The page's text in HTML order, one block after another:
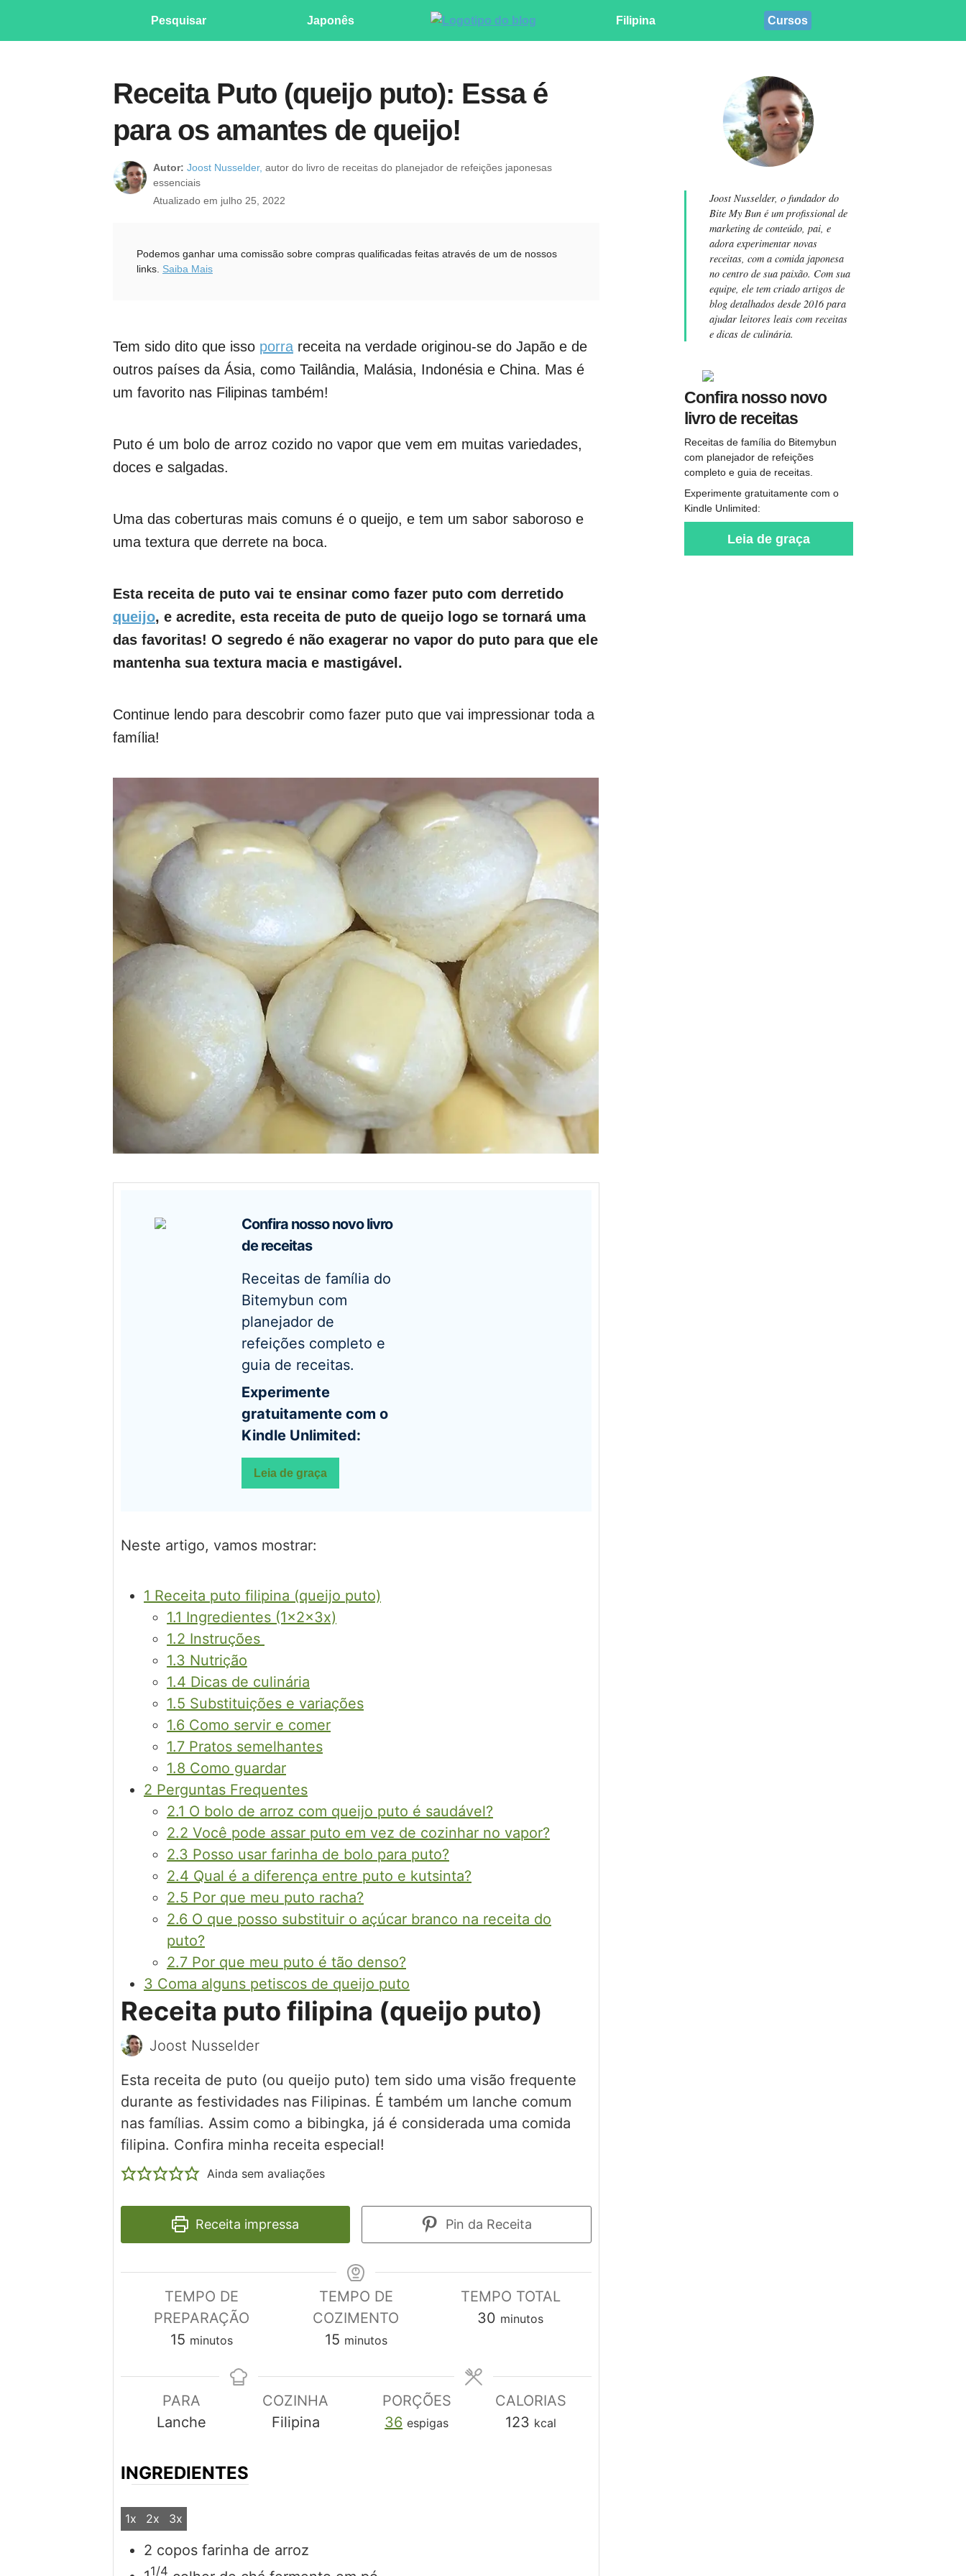
Pesquisar Japonês Filipina Cursos
Receita Puto (queijo puto): Essa é
para os amantes de queijo!
Autor: Joost Nusselder, autor do livro de receitas do planejador de refeições japonesas
essenciais
Atualizado em julho 25, 2022
Podemos ganhar uma comissão sobre compras qualificadas feitas através de um de nossos
links. Saiba Mais
Tem sido dito que isso porra receita na verdade originou-se do Japão e de
outros países da Ásia, como Tailândia, Malásia, Indonésia e China. Mas é
um favorito nas Filipinas também!
Puto é um bolo de arroz cozido no vapor que vem em muitas variedades,
doces e salgadas.
Uma das coberturas mais comuns é o queijo, e tem um sabor saboroso e
uma textura que derrete na boca.
Esta receita de puto vai te ensinar como fazer puto com derretido
queijo, e acredite, esta receita de puto de queijo logo se tornará uma
das favoritas! O segredo é não exagerar no vapor do puto para que ele
mantenha sua textura macia e mastigável.
Continue lendo para descobrir como fazer puto que vai impressionar toda a
família!
Confira nosso novo livro
de receitas
Receitas de família do
Bitemybun com
planejador de
refeições completo e
guia de receitas.
Experimente
gratuitamente com o
Kindle Unlimited:
Leia de graça
Neste artigo, vamos mostrar:
1 Receita puto filipina (queijo puto)
1.1 Ingredientes (1x2x3x)
1.2 Instruções
1.3 Nutrição
1.4 Dicas de culinária
1.5 Substituições e variações
1.6 Como servir e comer
1.7 Pratos semelhantes
1.8 Como guardar
2 Perguntas Frequentes
2.1 O bolo de arroz com queijo puto é saudável?
2.2 Você pode assar puto em vez de cozinhar no vapor?
2.3 Posso usar farinha de bolo para puto?
2.4 Qual é a diferença entre puto e kutsinta?
2.5 Por que meu puto racha?
2.6 O que posso substituir o açúcar branco na receita do
puto?
2.7 Por que meu puto é tão denso?
3 Coma alguns petiscos de queijo puto
Receita puto filipina (queijo puto)
Joost Nusselder
Esta receita de puto (ou queijo puto) tem sido uma visão frequente
durante as festividades nas Filipinas. É também um lanche comum
nas famílias. Assim como a bibingka, já é considerada uma comida
filipina. Confira minha receita especial!
Ainda sem avaliações
Receita impressa Pin da Receita
TEMPO DE
PREPARAÇÃO
15minutos
minutos
TEMPO DE
COZIMENTO
15minutos
minutos
TEMPO TOTAL
30 minutos
minutos
PARA
Lanche
COZINHA
Filipina
PORÇÕES
36 espigas
CALORIAS
123 kcal
INGREDIENTES
1x 2x 3x
2 copos farinha de arroz
1/4
Joost Nusselder, o fundador do
Bite My Bun é um profissional de
marketing de conteúdo, pai, e
adora experimentar novas
receitas, com a comida japonesa
no centro de sua paixão. Com sua
equipe, ele tem criado artigos de
blog detalhados desde 2016 para
ajudar leitores leais com receitas
e dicas de culinária.
Confira nosso novo
livro de receitas
Receitas de família do Bitemybun
com planejador de refeições
completo e guia de receitas.
Experimente gratuitamente com o
Kindle Unlimited:
Leia de graça